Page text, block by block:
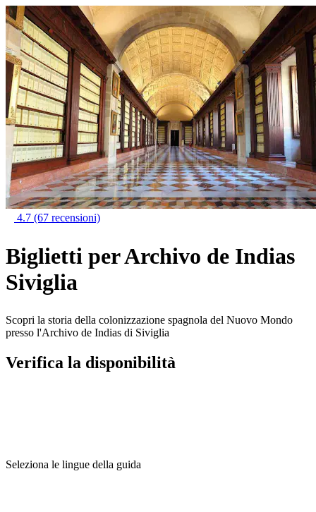
4.7 (67 recensioni)
Biglietti per Archivo de Indias
Siviglia
Scopri la storia della colonizzazione spagnola del Nuovo Mondo
presso l'Archivo de Indias di Siviglia
Verifica la disponibilità
Seleziona le lingue della guida